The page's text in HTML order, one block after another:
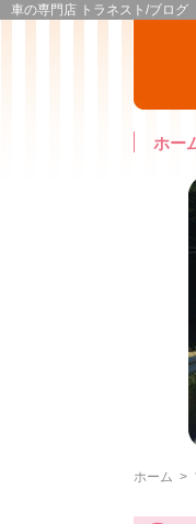
車の専門店 トラネスト/ブログ
ホー
ホーム >